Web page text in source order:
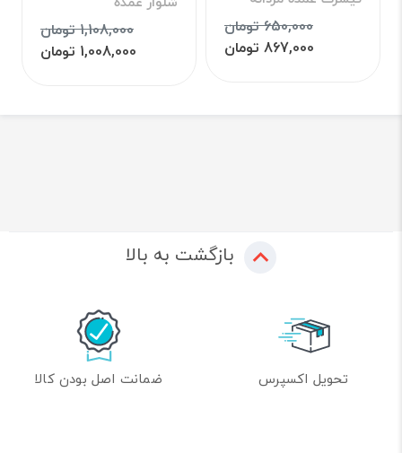
650,000 تومان
867,000 تومان
1,108,000 تومان
1,008,000 تومان
بازگشت به بالا
تحویل اکسپرس ضمانت اصل بودن کالا